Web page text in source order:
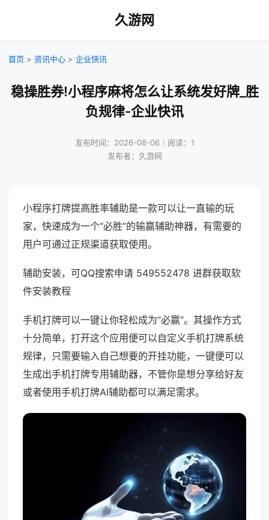
久游网
首页 > 资讯中心 > 企业快讯
稳操胜券!小程序麻将怎么让系统发好牌_胜
负规律-企业快讯
发布时间：2026-08-06｜阅读：1
发布者：久游网
小程序打牌提高胜率辅助是一款可以让一直输的玩
家，快速成为一个“必胜”的输赢辅助神器，有需要的
用户可通过正规渠道获取使用。
辅助安装，可QQ搜索申请 549552478 进群获取软
件安装教程
手机打牌可以一键让你轻松成为“必赢”。其操作方式
十分简单，打开这个应用便可以自定义手机打牌系统
规律，只需要输入自己想要的开挂功能，一键便可以
生成出手机打牌专用辅助器，不管你是想分享给好友
或者使用手机打牌AI辅助都可以满足需求。